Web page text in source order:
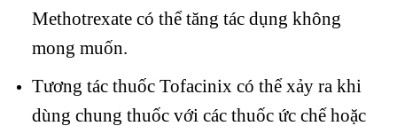
Methotrexate có thể tăng tác dụng không
mong muốn.
Tương tác thuốc Tofacinix có thể xảy ra khi
dùng chung thuốc với các thuốc ức chế hoặc